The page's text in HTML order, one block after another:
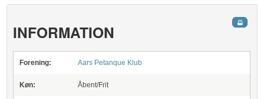
INFORMATION
Forening: Aars Petanque Klub
Køn: Åbent/Frit